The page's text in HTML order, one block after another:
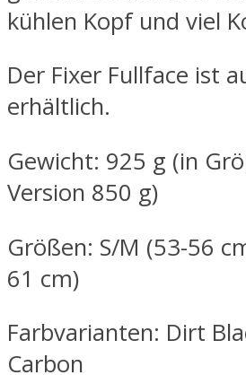
kühlen Kopf und viel
Der Fixer Fullface ist
erhältlich.
Gewicht: 925 g (in
Version 850 g)
Größen: S/M (53-56
61 cm)
Farbvarianten: Dirt
Carbon